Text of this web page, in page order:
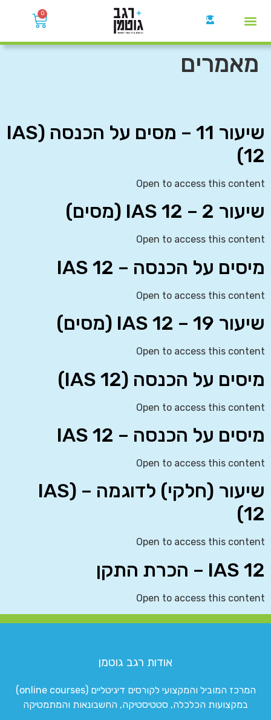
0
מאמרים
שיעור 11 – מסים על הכנסה (IAS
12)
Open to access this content
שיעור 2 – IAS 12 (מסים)
Open to access this content
מיסים על הכנסה – IAS 12
Open to access this content
שיעור 19 – IAS 12 (מסים)
Open to access this content
מיסים על הכנסה (IAS 12)
Open to access this content
מיסים על הכנסה – IAS 12
Open to access this content
שיעור (חלקי) לדוגמה – (IAS
12)
Open to access this content
IAS 12 – הכרת התקן
Open to access this content
אודות רגב גוטמן
המרכז המוביל והמקצועי לקורסים דיגיטליים (online courses)
במקצועות הכלכלה, סטטיסטיקה, החשבונאות והמתמטיקה